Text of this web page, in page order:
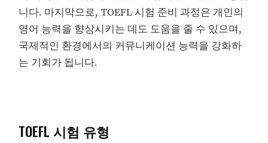
니다. 마지막으로, TOEFL 시험 준비 과정은 개인의
영어 능력을 향상시키는 데도 도움을 줄 수 있으며,
국제적인 환경에서의 커뮤니케이션 능력을 강화하
는 기회가 됩니다.
TOEFL 시험 유형